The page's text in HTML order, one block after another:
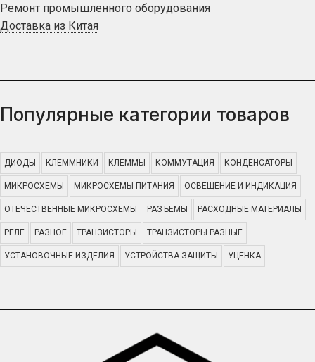
Ремонт промышленного оборудования
Доставка из Китая
Популярные категории товаров
ДИОДЫ КЛЕММНИКИ КЛЕММЫ КОММУТАЦИЯ КОНДЕНСАТОРЫ
МИКРОСХЕМЫ МИКРОСХЕМЫ ПИТАНИЯ ОСВЕЩЕНИЕ И ИНДИКАЦИЯ
ОТЕЧЕСТВЕННЫЕ МИКРОСХЕМЫ РАЗЪЕМЫ РАСХОДНЫЕ МАТЕРИАЛЫ
РЕЛЕ РАЗНОЕ ТРАНЗИСТОРЫ ТРАНЗИСТОРЫ РАЗНЫЕ
УСТАНОВОЧНЫЕ ИЗДЕЛИЯ УСТРОЙСТВА ЗАЩИТЫ УЦЕНКА